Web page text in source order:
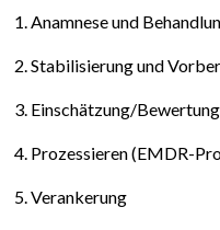
1. Anamnese und
2. Stabilisierung und
3. Einschätzung/
4. Prozessieren (EMDR-
5. Verankerung